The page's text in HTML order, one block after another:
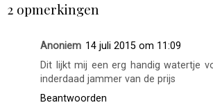
2 opmerkingen
Anoniem 14 juli 2015 om 11:09
Dit lijkt mij een erg handig watertje
inderdaad jammer van de prijs
Beantwoorden